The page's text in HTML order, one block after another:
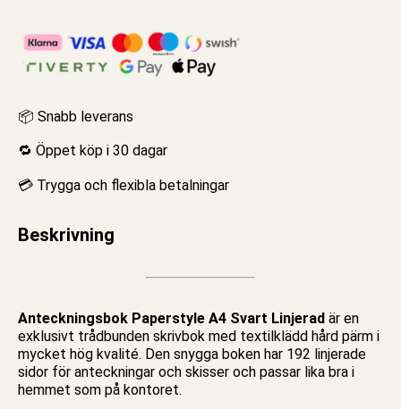
📦 Snabb leverans
🔁 Öppet köp i 30 dagar
💳 Trygga och flexibla betalningar
Beskrivning
Anteckningsbok Paperstyle A4 Svart Linjerad är en
exklusivt trådbunden skrivbok med textilklädd hård pärm i
mycket hög kvalité. Den snygga boken har 192 linjerade
sidor för anteckningar och skisser och passar lika bra i
hemmet som på kontoret.